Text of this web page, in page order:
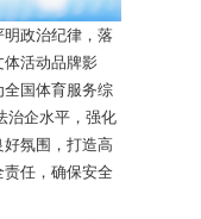
政治纪律，落
体活动品牌影
国体育服务综
治企水平，强化
氛围，打造高
任，确保安全